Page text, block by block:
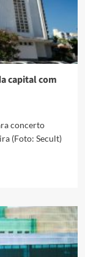
capital com
concerto
(Foto: Secult)